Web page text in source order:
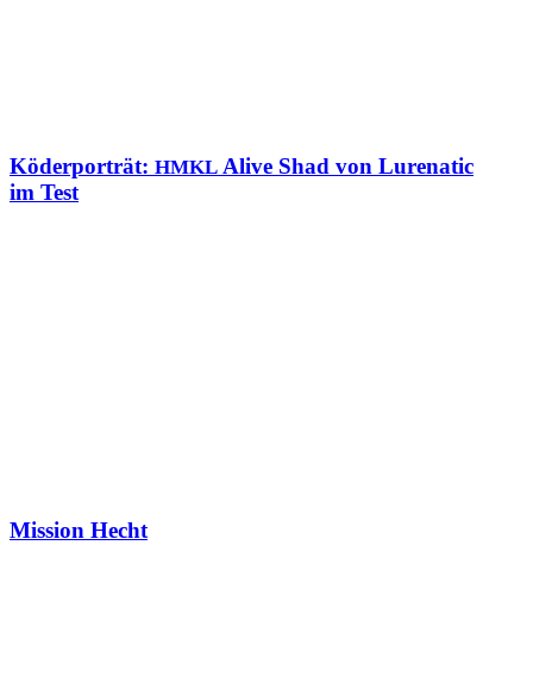
Köderporträt: HMKL Alive Shad von Lurenatic
im Test
Mission Hecht